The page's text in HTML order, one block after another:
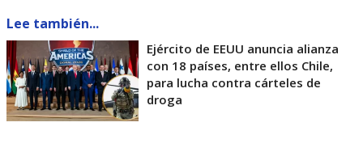
Lee también...
Ejército de EEUU anuncia alianza
con 18 países, entre ellos Chile,
para lucha contra cárteles de
droga